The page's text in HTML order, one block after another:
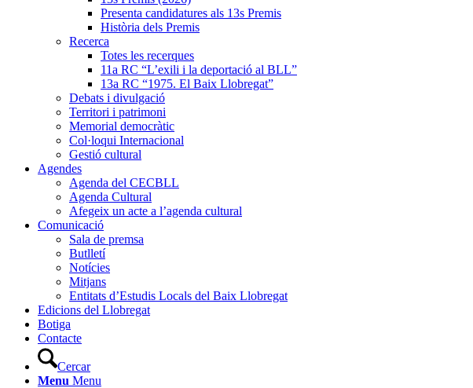
Presenta candidatures als 13s Premis
Història dels Premis
Recerca
Totes les recerques
11a RC “L’exili i la deportació al BLL”
13a RC “1975. El Baix Llobregat”
Debats i divulgació
Territori i patrimoni
Memorial democràtic
Col·loqui Internacional
Gestió cultural
Agendes
Agenda del CECBLL
Agenda Cultural
Afegeix un acte a l’agenda cultural
Comunicació
Sala de premsa
Butlletí
Notícies
Mitjans
Entitats d’Estudis Locals del Baix Llobregat
Edicions del Llobregat
Botiga
Contacte
Cercar
Menu Menu